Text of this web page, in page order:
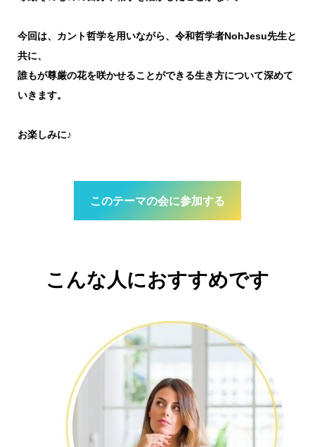
今回は、カント哲学を用いながら、令和哲学者NohJesu先生と
共に、
誰もが尊厳の花を咲かせることができる生き方について深めて
いきます。
お楽しみに♪
このテーマの会に参加する
こんな人におすすめです